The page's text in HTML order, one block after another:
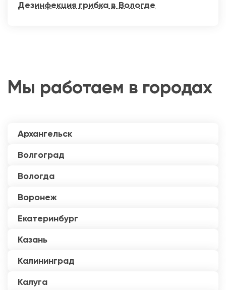
Дезинфекция грибка в Вологде
Мы работаем в городах
Архангельск
Волгоград
Вологда
Воронеж
Екатеринбург
Казань
Калининград
Калуга